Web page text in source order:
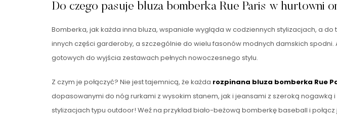
Do czego pasuje bluza bomberka Rue Paris w hurtowni
Bomberka, jak każda inna bluza, wspaniale wygląda w codziennych stylizacjach, a
innych części garderoby, a szczególnie do wielu fasonów modnych damskich
gotowych do wyjścia zestawach pełnych nowoczesnego stylu.
Z czym je połączyć? Nie jest tajemnicą, że każda rozpinana bluza bomberka Rue
dopasowanymi do nóg rurkami z wysokim stanem, jak i jeansami z szeroką
stylizacjach typu outdoor! Weź na przykład biało-beżową bomberkę baseball i